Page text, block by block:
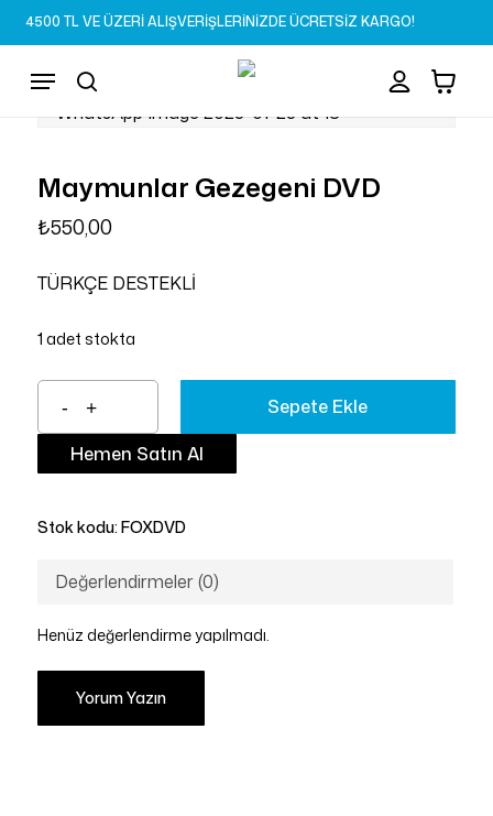
Skip
to
content
4500 TL VE ÜZERİ ALIŞVERİŞLERİNİZDE ÜCRETSİZ KARGO!
search
Menu Sepet Close
Cart
Maymunlar Gezegeni DVD
₺550,00
TÜRKÇE DESTEKLİ
1 adet stokta
Sepete Ekle
Hemen Satın Al
Stok kodu: FOXDVD
Değerlendirmeler (0)
Henüz değerlendirme yapılmadı.
Yorum Yazın